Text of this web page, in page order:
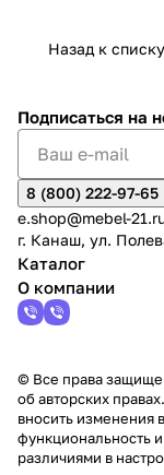
2
Назад к списку
Подписаться на
8 (800) 222-97-65
e.shop@mebel-
г. Канаш, ул.
Каталог
О компании
© Все права
об авторских
вносить изменения
функциональность
различиями в